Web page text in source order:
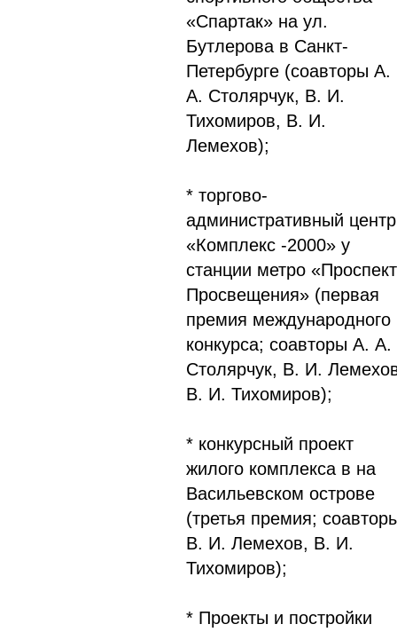
«Спартак» на ул.
Бутлерова в Санкт-
Петербурге (соавторы А.
А. Столярчук, В. И.
Тихомиров, В. И.
Лемехов);
* торгово-
административный центр
«Комплекс -2000» у
станции метро «Проспект
Просвещения» (первая
премия международного
конкурса; соавторы А. А.
Столярчук, В. И.
В. И. Тихомиров);
* конкурсный проект
жилого комплекса в на
Васильевском острове
(третья премия;
В. И. Лемехов, В. И.
Тихомиров);
* Проекты и постройки